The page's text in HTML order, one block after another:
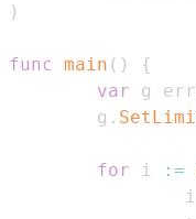
)
func main ( )
{
var g
        g
.
for i :=
                i